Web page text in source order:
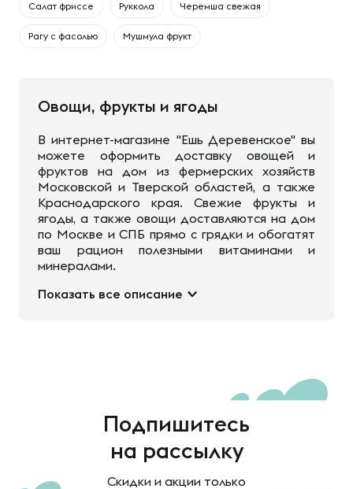
Салат фриссе Руккола Черемша свежая
Рагу с фасолью Мушмула фрукт
Овощи, фрукты и ягоды
В интернет-магазине "Ешь Деревенское" вы
можете оформить доставку овощей и
фруктов на дом из фермерских хозяйств
Московской и Тверской областей, а также
Краснодарского края. Свежие фрукты и
ягоды, а также овощи доставляются на дом
по Москве и СПБ прямо с грядки и обогатят
ваш рацион полезными витаминами и
минералами.
Показать все описание
Подпишитесь
на рассылку
Скидки и акции только